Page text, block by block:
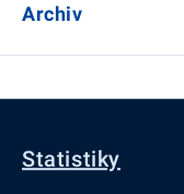
Archiv
Statistiky